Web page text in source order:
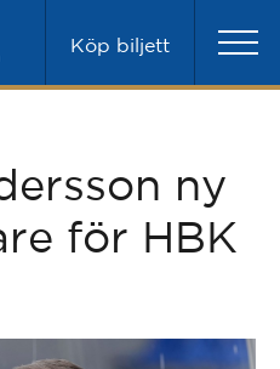
Köp biljett
ny
för HBK